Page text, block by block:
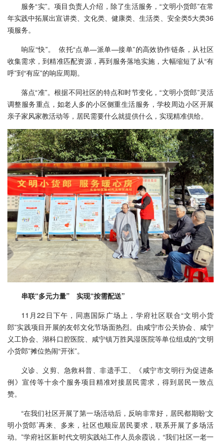
服务“实”。项目负责人介绍，除了生活服务，“文明小货郎”在常
年实践中拓展出宣讲类、文化类、健康类、生活类、安全类5大类36
项服务。
响应“快”。 依托“点单—派单—接单”的高效协作链条，从社区
收集需求，到精准匹配资源，再到服务落地实施，大幅缩短了从“有
呼”到“有应”的响应周期。
落点“准”。根据不同社区的特点和时节变化，“文明小货郎”灵活
调整服务重点，如老人多的小区侧重生活服务，学校周边小区开展
亲子家风家教活动等，居民需要什么就提供什么，实现精准供给。
串联“多元力量” 实现“按需配送”
11月22日下午，同惠国际广场上，学府社区联合“文明小货
郎”实践项目开展的友邻文化节场面热烈。由咸宁市公关协会、咸宁
义工协会、湖科口腔医院、咸宁镇万胜风湿医院等单位组成的“文明
小货郎”摊位热闹“开张”。
义诊、义剪、急救科普、非遗手工、《咸宁市文明行为促进条
例》宣传等十余个服务项目精准对接居民需求，得到居民一致点
赞。
“在我们社区开展了第一场活动后，反响非常好，居民都期盼‘文
明小货郎’再来、多来，社区也顺应居民要求，联系开展了多场活
动。”学府社区新时代文明实践站工作人员余霞说，“我们社区一老一